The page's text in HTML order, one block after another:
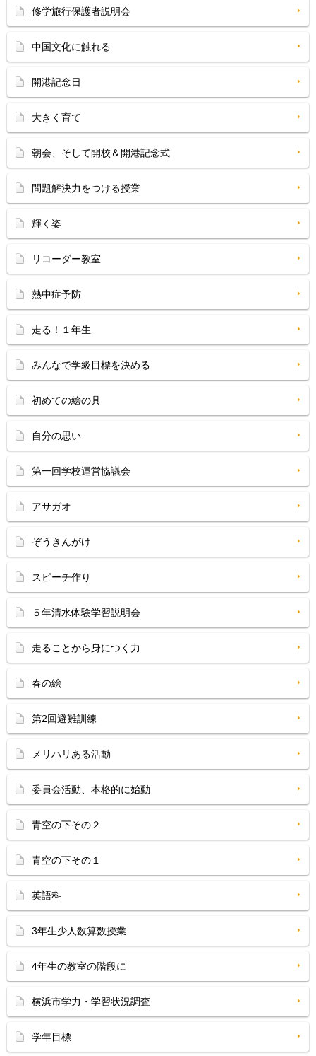
修学旅行保護者説明会
中国文化に触れる
開港記念日
大きく育て
朝会、そして開校＆開港記念式
問題解決力をつける授業
輝く姿
リコーダー教室
熱中症予防
走る！１年生
みんなで学級目標を決める
初めての絵の具
自分の思い
第一回学校運営協議会
アサガオ
ぞうきんがけ
スピーチ作り
５年清水体験学習説明会
走ることから身につく力
春の絵
第2回避難訓練
メリハリある活動
委員会活動、本格的に始動
青空の下その２
青空の下その１
英語科
3年生少人数算数授業
4年生の教室の階段に
横浜市学力・学習状況調査
学年目標